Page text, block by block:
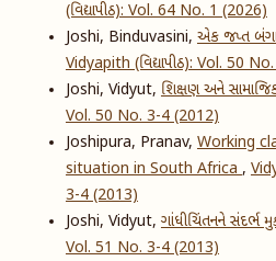
(વિદ્યાપીઠ): Vol. 64 No. 1 (2026)
Joshi, Binduvasini, એક જપ્ત
Vidyapith (વિદ્યાપીઠ): Vol. 50
Joshi, Vidyut, શિક્ષણ અને
Vol. 50 No. 3-4 (2012)
Joshipura, Pranav, Working
situation in South Africa,
3-4 (2013)
Joshi, Vidyut, ગાંધીચિંતનને સંદર્ભ
Vol. 51 No. 3-4 (2013)